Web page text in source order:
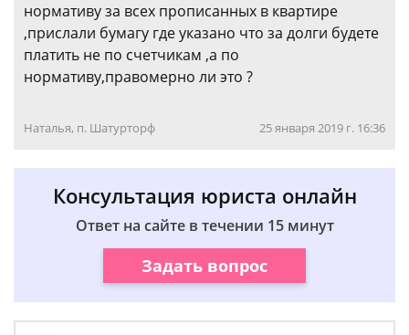
нормативу за всех прописанных в квартире
,прислали бумагу где указано что за долги будете
платить не по счетчикам ,а по
нормативу,правомерно ли это ?
Наталья, п. Шатурторф 25 января 2019 г. 16:36
Консультация юриста онлайн
Ответ на сайте в течении 15 минут
Задать вопрос